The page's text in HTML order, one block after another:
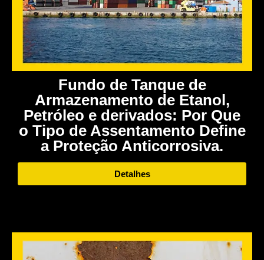
Fundo de Tanque de
Armazenamento de Etanol,
Petróleo e derivados: Por Que
o Tipo de Assentamento Define
a Proteção Anticorrosiva.
Detalhes